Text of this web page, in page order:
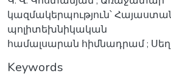
կազմակերպություն՝
պոլիտեխնիկական
համալսարան հիմնադրամ ;
Keywords